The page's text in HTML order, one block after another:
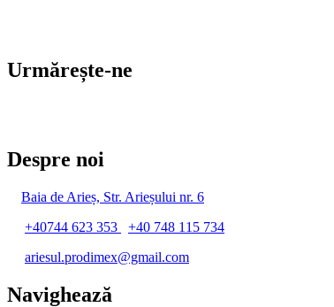
Urmărește-ne
Despre noi
Baia de Arieș, Str. Arieșului nr. 6
+40744 623 353
+40 748 115 734
ariesul.prodimex@gmail.com
Navighează